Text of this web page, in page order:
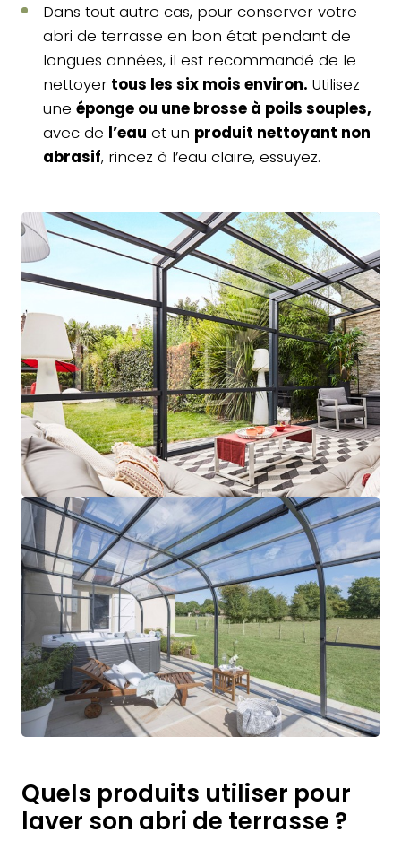
Dans tout autre cas, pour conserver votre
abri de terrasse en bon état pendant de
longues années, il est recommandé de le
nettoyertous les six mois environ. Utilisez
une éponge ou une brosse à poils souples,
avec de l’eau et un produit nettoyant non
abrasif, rincez à l’eau claire, essuyez.
Quels produits utiliser pour
laver son abri de terrasse ?